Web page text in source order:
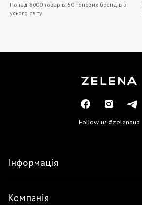
Понад 8000 товарів. 50 топових брендів з
усього світу
Follow us #zelenaua
Інформація
Компанія